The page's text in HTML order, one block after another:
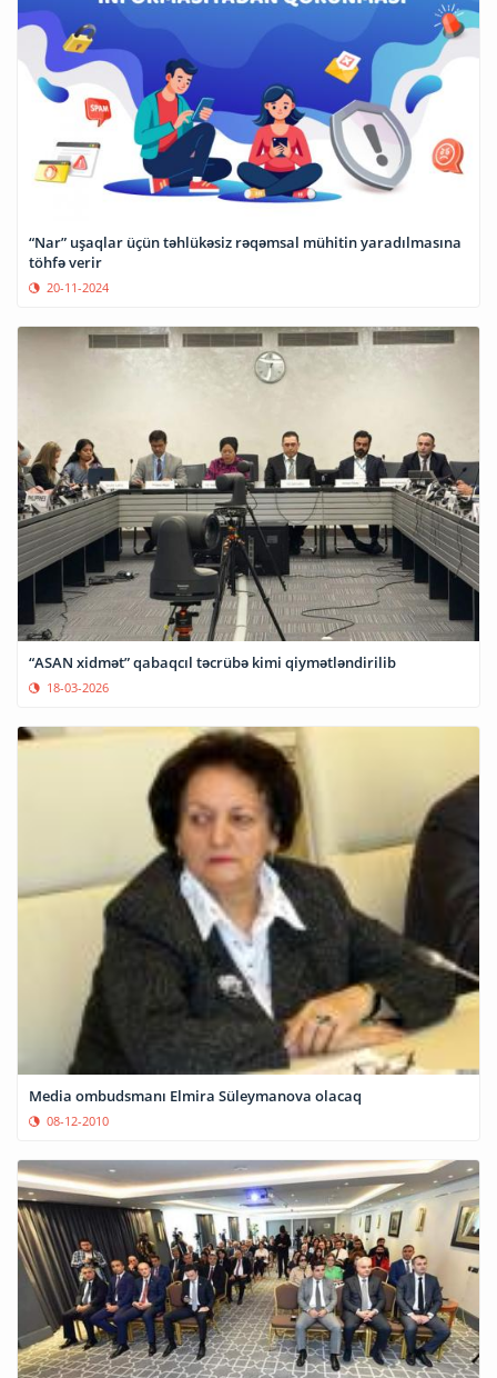
“Nar” uşaqlar üçün təhlükəsiz rəqəmsal mühitin yaradılmasına
töhfə verir
20-11-2024
“ASAN xidmət” qabaqcıl təcrübə kimi qiymətləndirilib
18-03-2026
Media ombudsmanı Elmira Süleymanova olacaq
08-12-2010